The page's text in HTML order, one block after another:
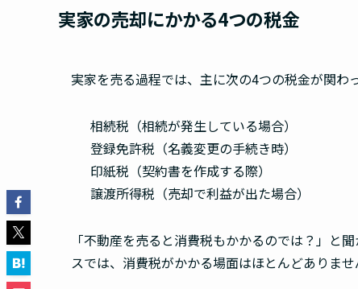
実家の売却にかかる4つの税金
実家を売る過程では、主に次の4つの税金が関わ
相続税（相続が発生している場合）
登録免許税（名義変更の手続き時）
印紙税（契約書を作成する際）
譲渡所得税（売却で利益が出た場合）
「不動産を売ると消費税もかかるのでは？」と
スでは、消費税がかかる場面はほとんどありませ